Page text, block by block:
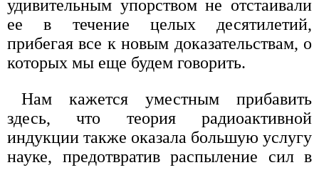
удивительным упорством не отстаивали
ее в течение целых десятилетий,
прибегая все к новым доказательствам, о
которых мы еще будем говорить.
Нам кажется уместным прибавить
здесь, что теория радиоактивной
индукции также оказала большую услугу
науке, предотвратив распыление сил в